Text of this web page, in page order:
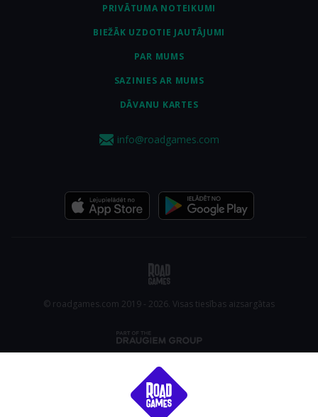
PRIVĀTUMA NOTEIKUMI
BIEŽĀK UZDOTIE JAUTĀJUMI
PAR MUMS
SAZINIES AR MUMS
DĀVANU KARTES
info@roadgames.com
© roadgames.com 2019 - 2026. Visas tiesības aizsargātas